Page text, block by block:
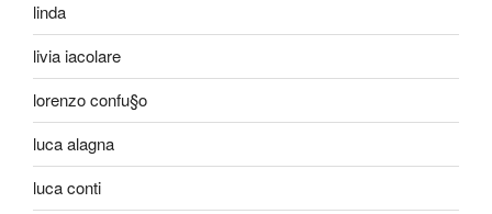
linda
livia iacolare
lorenzo confu§o
luca alagna
luca conti